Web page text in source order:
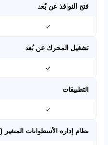
فتح النوافذ عن بُعد
✓
تشغيل المحرك عن بُعد
✓
التطبيقات
✓
نظام إدارة الأسطوانات المتغير (VCM)